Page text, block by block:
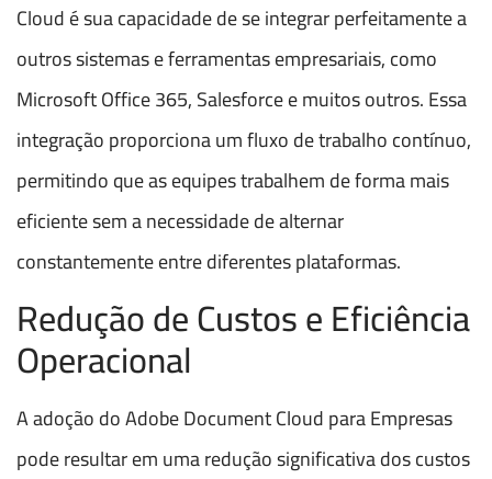
Cloud é sua capacidade de se integrar perfeitamente a
outros sistemas e ferramentas empresariais, como
Microsoft Office 365, Salesforce e muitos outros. Essa
integração proporciona um fluxo de trabalho contínuo,
permitindo que as equipes trabalhem de forma mais
eficiente sem a necessidade de alternar
constantemente entre diferentes plataformas.
Redução de Custos e Eficiência
Operacional
A adoção do Adobe Document Cloud para Empresas
pode resultar em uma redução significativa dos custos